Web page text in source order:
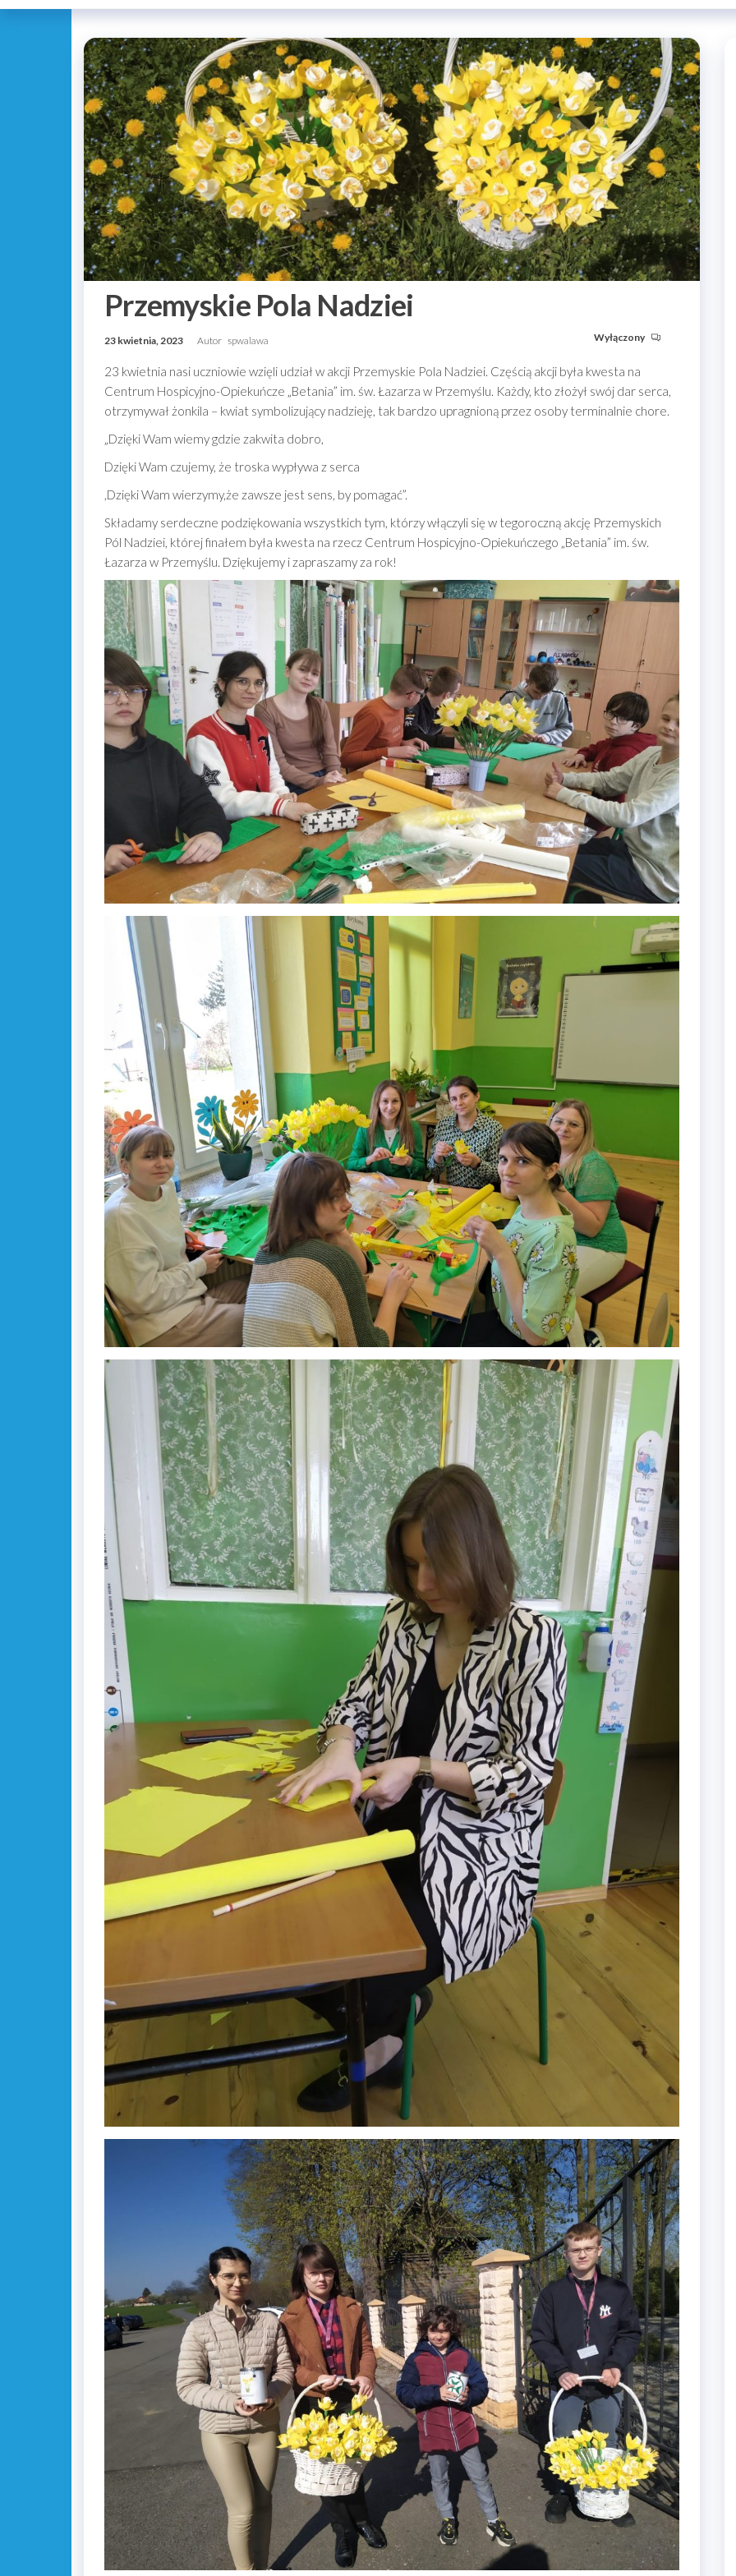
Przemyskie Pola Nadziei
23 kwietnia, 2023 Autor spwalawa Wyłączony
23 kwietnia nasi uczniowie wzięli udział w akcji Przemyskie Pola Nadziei. Częścią akcji była kwesta na
Centrum Hospicyjno-Opiekuńcze „Betania” im. św. Łazarza w Przemyślu. Każdy, kto złożył swój dar serca,
otrzymywał żonkila – kwiat symbolizujący nadzieję, tak bardzo upragnioną przez osoby terminalnie chore.
„Dzięki Wam wiemy gdzie zakwita dobro,
Dzięki Wam czujemy, że troska wypływa z serca
,Dzięki Wam wierzymy,że zawsze jest sens, by pomagać”.
Składamy serdeczne podziękowania wszystkich tym, którzy włączyli się w tegoroczną akcję Przemyskich
Pól Nadziei, której finałem była kwesta na rzecz Centrum Hospicyjno-Opiekuńczego „Betania” im. św.
Łazarza w Przemyślu. Dziękujemy i zapraszamy za rok!